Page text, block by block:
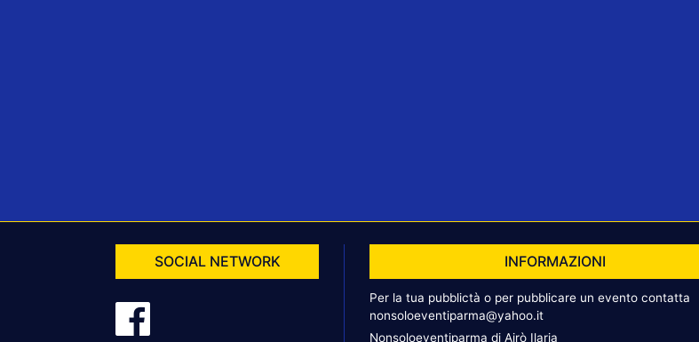
SOCIAL NETWORK INFORMAZIONI
Per la tua pubblictà o per pubblicare un evento contatta
nonsoloeventiparma@yahoo.it
Nonsoloeventiparma di Airò Ilaria